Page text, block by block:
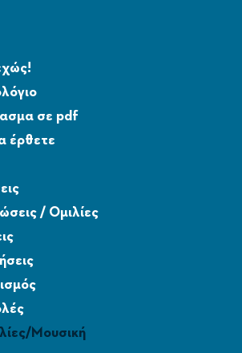
σε pdf
έρθετε
/ Ομιλίες
Μουσική